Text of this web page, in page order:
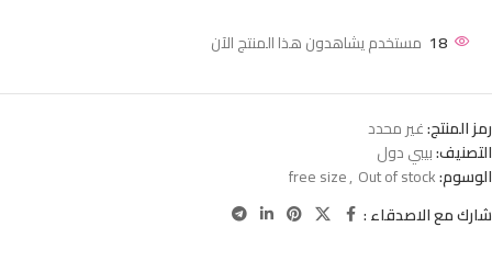
18 مستخدم يشاهدون هذا المنتج الآن
رمز المنتج:غير محدد
التصنيف:بيبي دول
الوسوم:
free size, Out of stock
شارك مع الاصدقاء :